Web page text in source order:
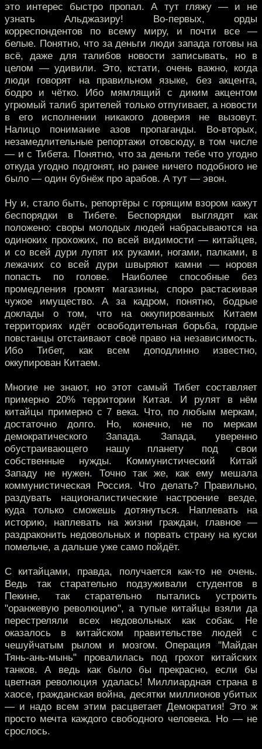
это интерес быстро пропал. А тут гляжу — и не
узнать Альджазиру! Во-первых, орды
корреспондентов по всему миру, и почти все —
белые. Понятно, что за деньги люди запада готовы на
всё, даже для талибов новости записывать, но в
целом — удивили. Это, кстати, очень важно, когда
люди говорят на правильном языке, без акцента,
бодро и чётко. Ибо мямлящий с диким акцентом
угрюмый талиб зрителей только отпугивает, а новости
в его исполнении никакого доверия не вызовут.
Налицо понимание азов пропаганды. Во-вторых,
незамедлительные репортажи отовсюду, в том числе
— и с Тибета. Понятно, что за деньги тебе что угодно
откуда угодно подгонят, но ранее ничего подобного не
было — один бубнёж про арабов. А тут — эвон.
Ну и, стало быть, репортёры с горящим взором кажут
беспорядки в Тибете. Беспорядки выглядят как
положено: своры молодых людей набрасываются на
одиноких прохожих, по всей видимости — китайцев,
и со всей дури лупят их руками, ногами, палками, в
лежачих со всей дури швыряют камни — норовя
попасть по голове. Наиболее способные без
промедления громят магазины, споро растаскивая
чужое имущество. А за кадром, понятно, бодрые
доклады о том, что на оккупированных Китаем
территориях идёт освободительная борьба, гордые
повстанцы отстаивают своё право на независимость.
Ибо Тибет, как всем доподлинно известно,
оккупирован Китаем.
Многие не знают, но этот самый Тибет составляет
примерно 20% территории Китая. И рулят в нём
китайцы примерно с 7 века. Что, по любым меркам,
достаточно долго. Но, конечно, не по меркам
демократического Запада. Запада, уверенно
обустраивающего нашу планету под свои
собственные нужды. Коммунистический Китай
Западу не нужен. Точно так же, как ему мешала
коммунистическая Россия. Что делать? Правильно,
раздувать националистические настроение везде,
куда только сможешь дотянуться. Наплевать на
историю, наплевать на жизни граждан, главное —
раздраконить недовольных и порвать страну на куски
помельче, а дальше уже само пойдёт.
С китайцами, правда, получается как-то не очень.
Ведь так старательно подзуживали студентов в
Пекине, так старательно пытались устроить
"оранжевую революцию", а тупые китайцы взяли да
перестреляли всех недовольных как собак. Не
оказалось в китайском правительстве людей с
чешуйчатым рылом и мозгом. Операция "Майдан
Тянь-ань-мынь" провалилась под грохот китайских
танков. А ведь как было бы прекрасно, если бы
цветная революция удалась! Миллиардная страна в
хаосе, гражданская война, десятки миллионов убитых
— и надо всем этим расцветает Демократия! Это ж
просто мечта каждого свободного человека. Но — не
срослось.